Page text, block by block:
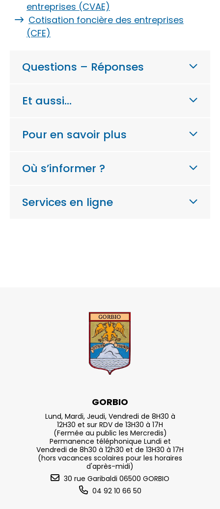
entreprises (CVAE)
Cotisation foncière des entreprises
(CFE)
Questions – Réponses
Et aussi…
Pour en savoir plus
Où s’informer ?
Services en ligne
GORBIO
Lund, Mardi, Jeudi, Vendredi de 8H30 à
12H30 et sur RDV de 13H30 à 17H
(Fermée au public les Mercredis)
Permanence téléphonique Lundi et
Vendredi de 8h30 à 12h30 et de 13H30 à 17H
(hors vacances scolaires pour les horaires
d'après-midi)
30 rue Garibaldi 06500 GORBIO
04 92 10 66 50